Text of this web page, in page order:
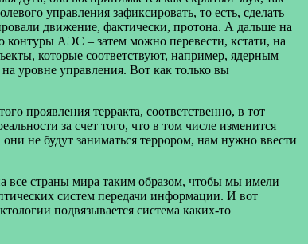
управления зафиксировать, то есть, сделать
движение, фактически, протона. А дальше на
контуры АЭС – затем можно перевести, кстати, на
которые соответствуют, например, ядерным
уровне управления. Вот как только вы
проявления терракта, соответственно, в тот
за счет того, что в том числе изменится
не будут заниматься террором, нам нужно ввести
все страны мира таким образом, чтобы мы имели
систем передачи информации. И вот
подвязывается система каких-то